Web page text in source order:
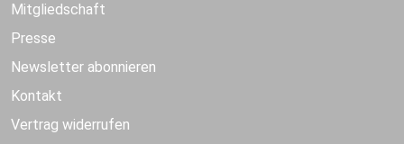
Mitgliedschaft
Presse
Newsletter abonnieren
Kontakt
Vertrag widerrufen